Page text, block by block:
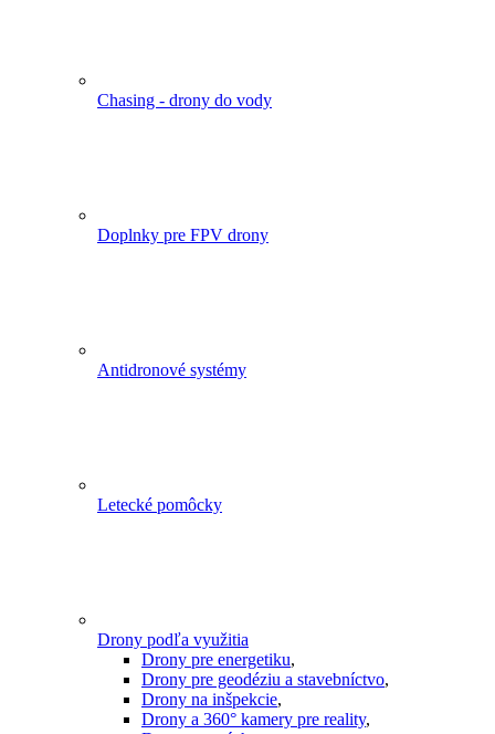
Chasing - drony do vody
Doplnky pre FPV drony
Antidronové systémy
Letecké pomôcky
Drony podľa využitia
Drony pre energetiku,
Drony pre geodéziu a stavebníctvo,
Drony na inšpekcie,
Drony a 360° kamery pre reality,